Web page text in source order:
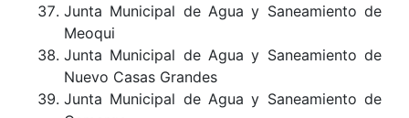
Junta Municipal de Agua y Saneamiento de
Meoqui
Junta Municipal de Agua y Saneamiento de
Nuevo Casas Grandes
Junta Municipal de Agua y Saneamiento de